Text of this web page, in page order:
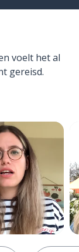
voelt het al
gereisd.